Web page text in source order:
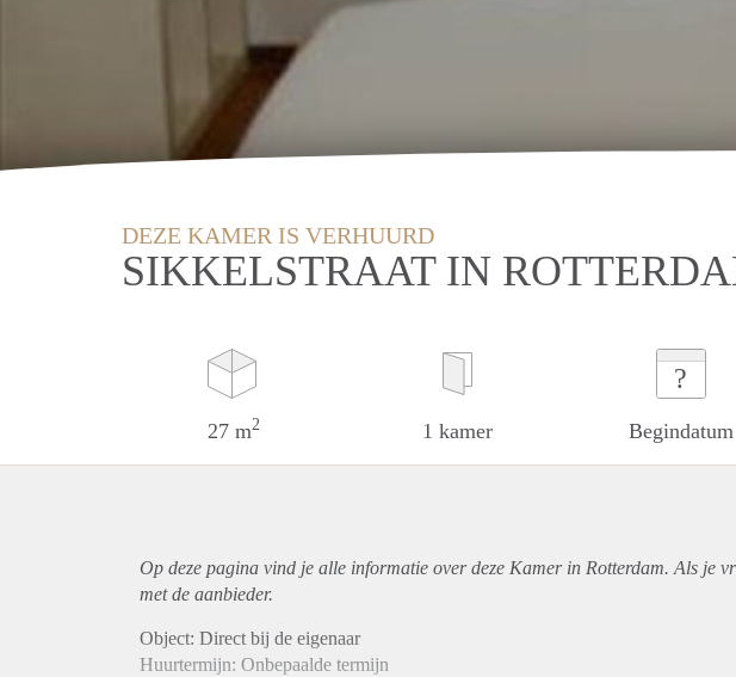
DEZE KAMER IS VERHUURD
SIKKELSTRAAT IN
27 m2 1 kamer
?
Begindatum
Op deze pagina vind je alle informatie over deze Kamer in Rotterdam. Als je
met de aanbieder.
Object: Direct bij de eigenaar
Huurtermijn: Onbepaalde termijn